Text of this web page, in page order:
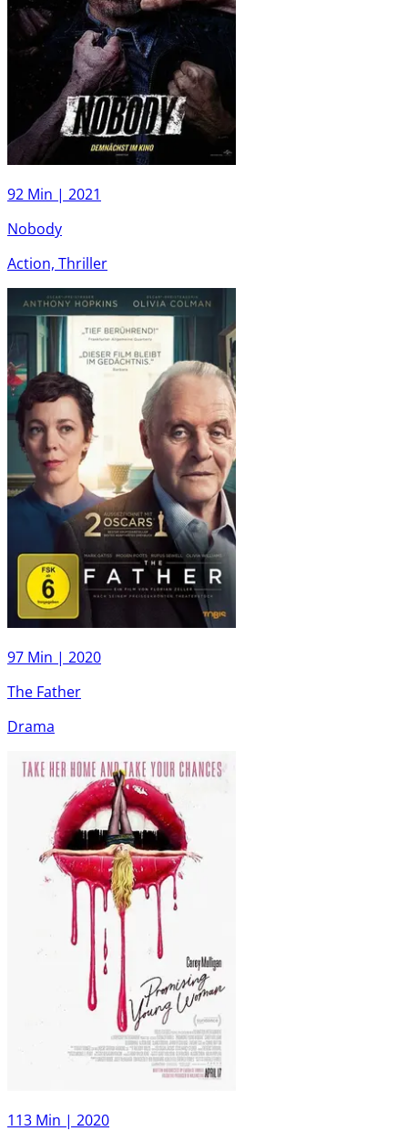
92 Min | 2021
Nobody
Action, Thriller
97 Min | 2020
The Father
Drama
113 Min | 2020